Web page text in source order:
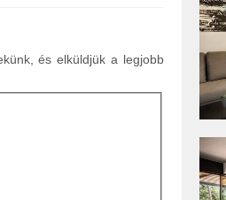
és elküldjük a legjobb